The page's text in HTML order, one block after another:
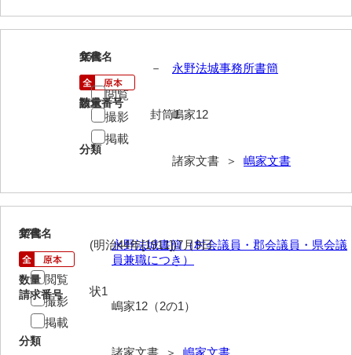
清末毛利家文書
国司家文書
国光家文書
国守家文書
熊谷家文書
熊野家文書（防府市）
蔵田家文書
倉橋家文書
栗林家文書
16
文書名
永野法城事務所書簡
請求番号
嶋家12
分類
諸家文書 ＞ 嶋家文書
年代
－
数量
封筒1
閲覧
撮影
掲載
17
文書名
永野法城書簡（村会議員・郡会議員・県会議
員兼職につき）
請求番号
嶋家12（2の1）
分類
年代
(明治44年[1911])7月9日
数量
状1
閲覧
撮影
掲載